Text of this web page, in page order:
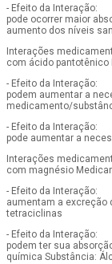
- Efeito da Interação:
pode ocorrer maior
aumento dos níveis
Interações
com ácido
- Efeito da Interação:
podem aumentar a
medicamento/
- Efeito da Interação:
pode aumentar a
Interações
com magnésio
- Efeito da Interação:
aumentam a excreção
tetraciclinas
- Efeito da Interação:
podem ter sua
química Substância: